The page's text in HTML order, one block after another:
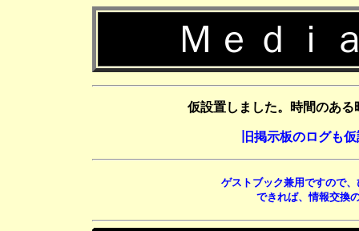
Ｍｅｄｉ
仮設置しました。時間のあ
旧掲示板のログも
ゲストブック兼用ですので
できれば、情報交換